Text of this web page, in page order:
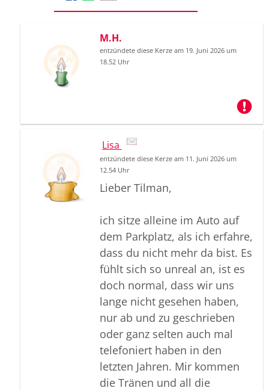
M.H.
entzündete diese Kerze am 19. Juni 2026 um
18.52 Uhr
Lisa
entzündete diese Kerze am 11. Juni 2026 um
12.54 Uhr
Lieber Tilman,
ich sitze alleine im Auto auf
dem Parkplatz, als ich erfahre,
dass du nicht mehr da bist. Es
fühlt sich so unreal an, ist es
doch normal, dass wir uns
lange nicht gesehen haben,
nur ab und zu geschrieben
oder ganz selten auch mal
telefoniert haben in den
letzten Jahren. Mir kommen
die Tränen und all die